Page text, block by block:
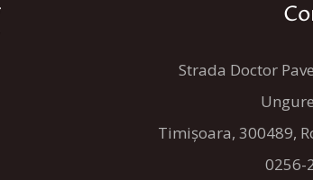
Strada Doctor
Timișoara, 300489,
0256-